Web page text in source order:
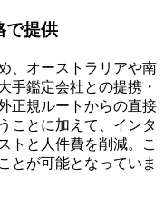
で提供
、オーストラリアや南
手鑑定会社との提携・
正規ルートからの直接
ことに加えて、インタ
トと人件費を削減。こ
とが可能となっていま